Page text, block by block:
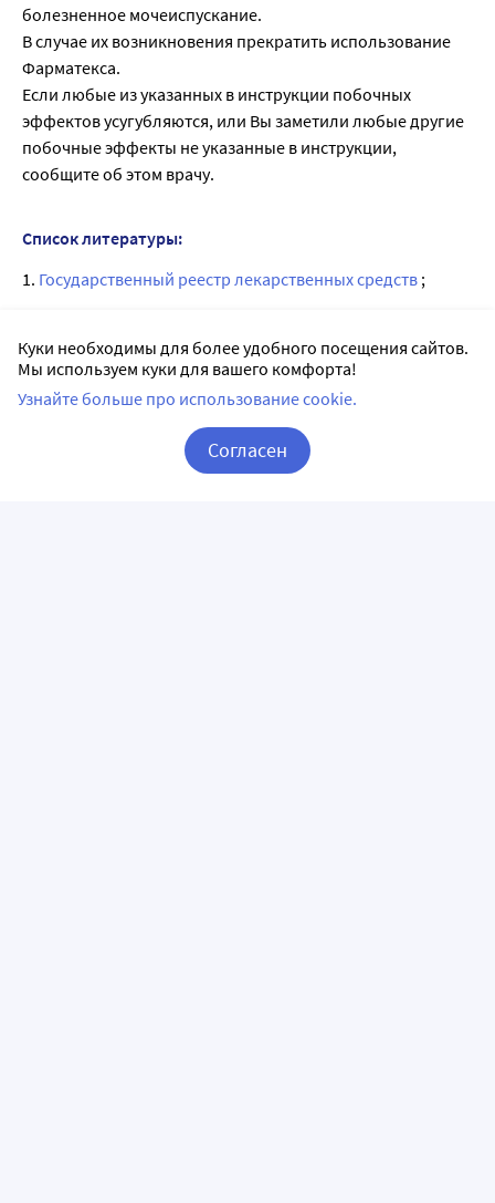
болезненное мочеиспускание.
В случае их возникновения прекратить использование
Фарматекса.
Если любые из указанных в инструкции побочных
эффектов усугубляются, или Вы заметили любые другие
побочные эффекты не указанные в инструкции,
сообщите об этом врачу.
Список литературы:
1. Государственный реестр лекарственных средств ;
(ATX);
3. Официальная инструкция от производителя.
Аналоги Фарматекс в Казани
Куки необходимы для более удобного посещения сайтов.
Мы используем куки для вашего комфорта!
Узнайте больше про использование cookie.
Согласен